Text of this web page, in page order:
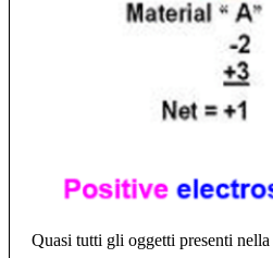
Quasi tutti gli oggetti presenti